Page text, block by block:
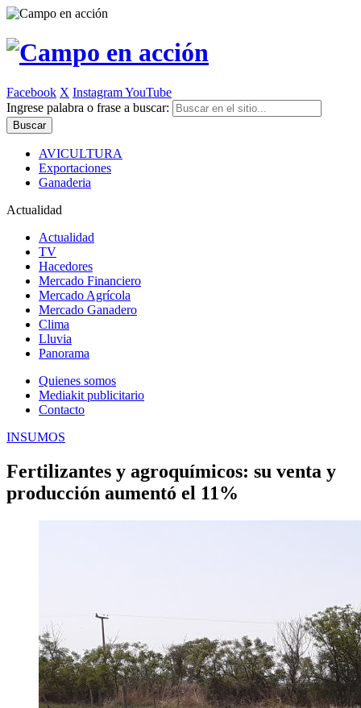
Facebook X InstagramYouTube
Ingrese palabra o frase a buscar:
AVICULTURA
Exportaciones
Ganaderia
Actualidad
Actualidad
TV
Hacedores
Mercado Financiero
Mercado Agrícola
Mercado Ganadero
Clima
Lluvia
Panorama
Quienes somos
Mediakit publicitario
Contacto
INSUMOS
Fertilizantes y agroquímicos: su venta y
producción aumentó el 11%